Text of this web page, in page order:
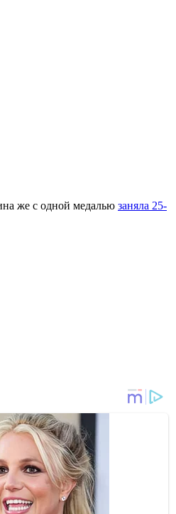
же с одной медалью заняла 25-